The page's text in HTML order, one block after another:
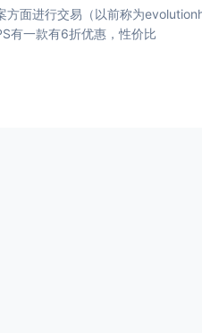
易（以前称为evolutionhost.co.uk）
有一款有6折优惠，性价比